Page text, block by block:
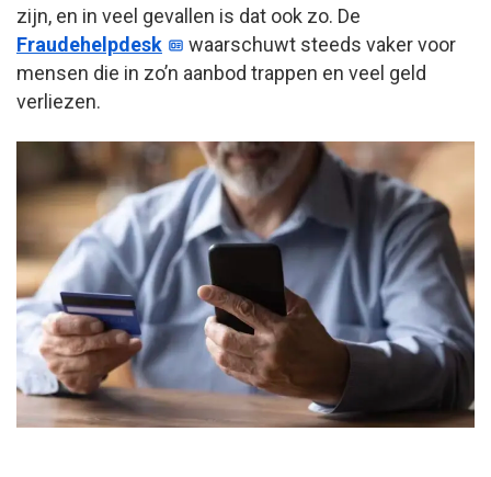
zijn, en in veel gevallen is dat ook zo. De
Fraudehelpdesk
waarschuwt steeds vaker voor
mensen die in zo’n aanbod trappen en veel geld
verliezen.